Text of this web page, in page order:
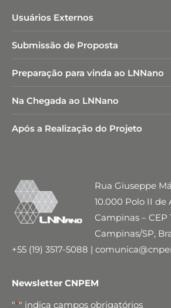
Usuários Externos
Submissão de Proposta
Preparação para vinda ao LNNano
Na Chegada ao LNNano
Após a Realização do Projeto
Rua Giuseppe
10.000 Polo II de
Campinas – CEP
Campinas/SP,
+55 (19) 3517-5088 |
Newsletter CNPEM
"*" indica campos obrigatórios